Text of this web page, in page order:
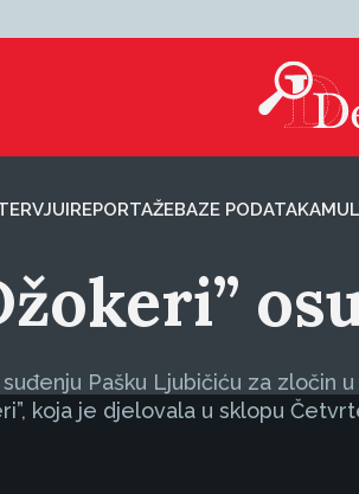
REPORTAŽEBAZE PODATAKA
Pašku Ljubičiću za
koja je djelovala u sklopu